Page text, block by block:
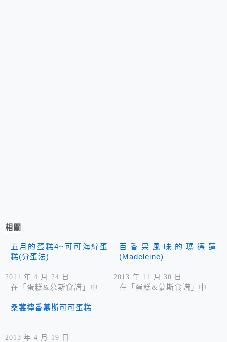
相關
五月的蛋糕4~可可海綿蛋
糕(分蛋法)
2011 年 4 月 24 日
在「蛋糕&慕斯食譜」中
百香果風味的瑪德蓮
(Madeleine)
2013 年 11 月 30 日
在「蛋糕&慕斯食譜」中
桑葚檸香慕斯可可蛋糕
2013 年 4 月 19 日